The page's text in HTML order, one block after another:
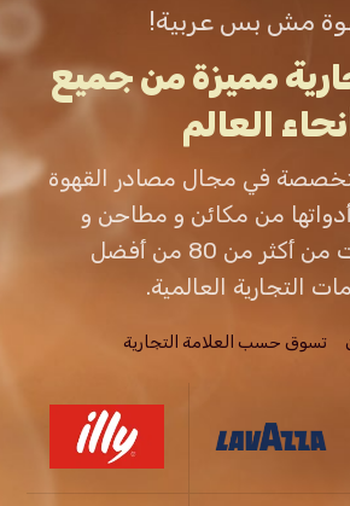
مش بس عربية!
مميزة من جميع
العالم
في مجال مصادر القهوة
من مكائن و مطاحن و
إكسسوارات من أكثر من 80 من أفضل
التجارية العالمية.
تسوق حسب العلامة التجارية